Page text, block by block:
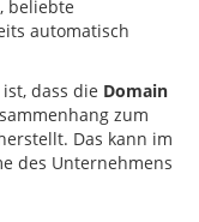
beliebte
automatisch
dass die Domain
zum
Das kann im
des Unternehmens